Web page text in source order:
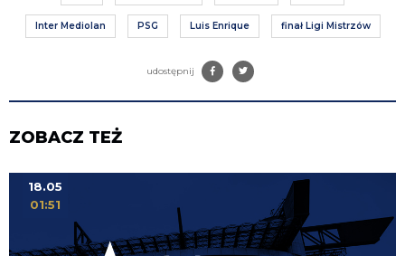
Inter Mediolan PSG Luis Enrique finał Ligi Mistrzów
udostępnij
ZOBACZ TEŻ
18.05
01:51